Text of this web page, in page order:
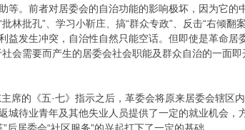
等。前者对居委会的自治功能的影响极坏，因为它
林批孔”、学习小靳庄、搞“群众专政”、反击“右倾
益发生冲突，自治性自然只能空话。但即使是革命
会需要而产生的居委会社会职能及群众自治的一面
的《五·七》指示之后，革委会将原来居委会辖区
城待业青年及其他失业人员提供了一定的就业机会